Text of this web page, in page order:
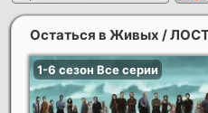
Остаться в Живых /